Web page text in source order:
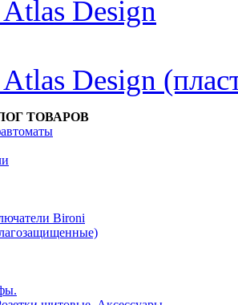
Design
Design
ТОВАРОВ
Bironi